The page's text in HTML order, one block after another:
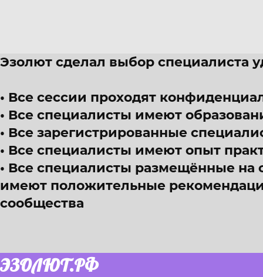
Эзолют сделал выбор специалиста
Все сессии проходят
Все специалисты имеют
Все зарегистрированные
Все специалисты имеют опыт
Все специалисты размещённые на
имеют положительные
сообщества
ЭЗОЛЮТ.РФ